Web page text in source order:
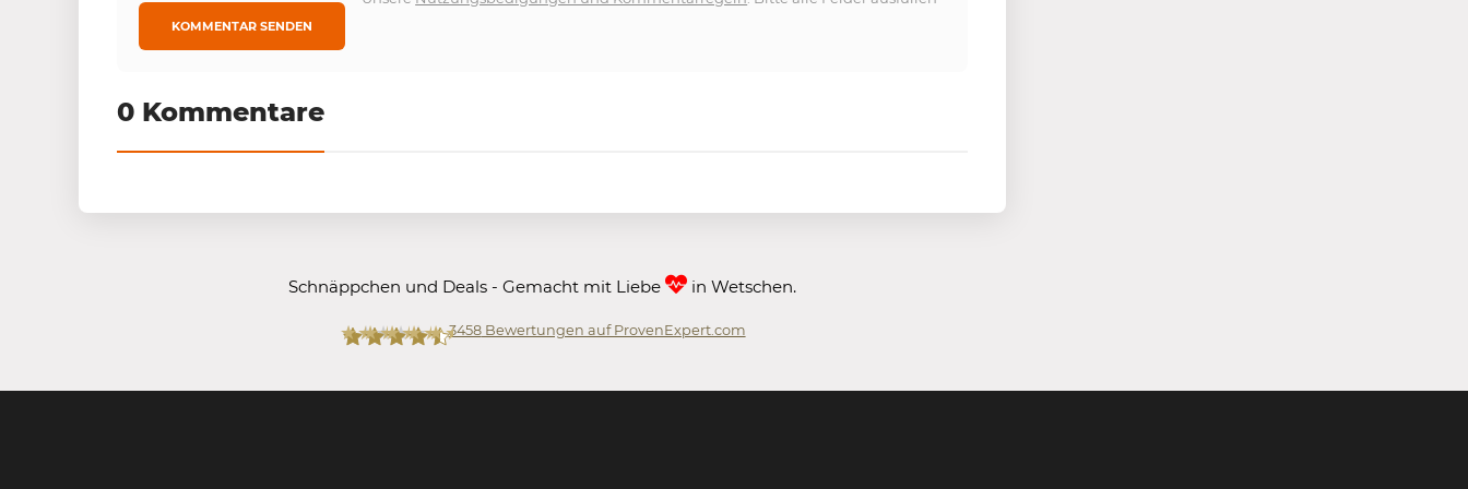
0 Kommentare
Schnäppchen und Deals - Gemacht mit Liebe in Wetschen.
3458Bewertungen auf ProvenExpert.com